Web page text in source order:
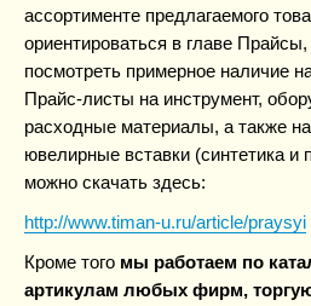
ассортименте предлагаемого
ориентироваться в главе
посмотреть примерное наличие
Прайс-листы на инструмент,
расходные материалы, а также
ювелирные вставки (синтетика и
можно скачать здесь:
http://www.timan-u.ru/article/praysyi
Кроме того мы работаем по
артикулам любых фирм,